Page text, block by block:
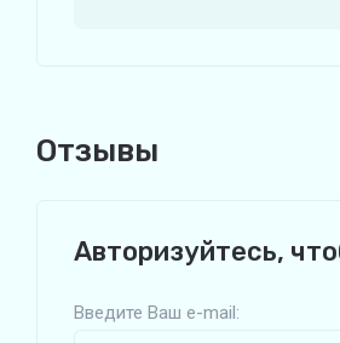
Отзывы
Авторизуйтесь,
Введите Ваш e-mail: